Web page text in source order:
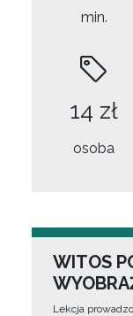
min.
14 zł
osoba
WITOS
Lekcja